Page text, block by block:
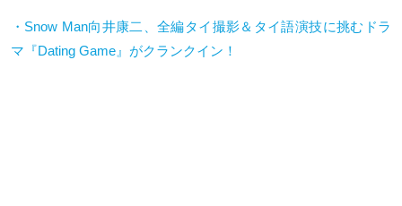
・Snow Man向井康二、全編タイ撮影＆タイ語演技に挑むドラ
マ『Dating Game』がクランクイン！